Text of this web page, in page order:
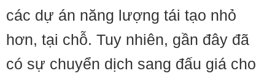
các dự án năng lượng tái tạo nhỏ
hơn, tại chỗ. Tuy nhiên, gần đây đã
có sự chuyển dịch sang đấu giá cho